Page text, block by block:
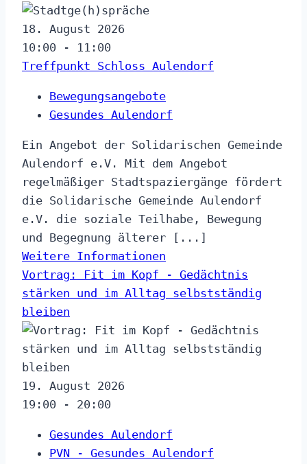
18. August 2026
10:00 - 11:00
Treffpunkt Schloss Aulendorf
Bewegungsangebote
Gesundes Aulendorf
Ein Angebot der Solidarischen Gemeinde
Aulendorf e.V. Mit dem Angebot
regelmäßiger Stadtspaziergänge fördert
die Solidarische Gemeinde Aulendorf
e.V. die soziale Teilhabe, Bewegung
und Begegnung älterer [...]
Weitere Informationen
Vortrag: Fit im Kopf - Gedächtnis
stärken und im Alltag selbstständig
bleiben
19. August 2026
19:00 - 20:00
Gesundes Aulendorf
PVN - Gesundes Aulendorf